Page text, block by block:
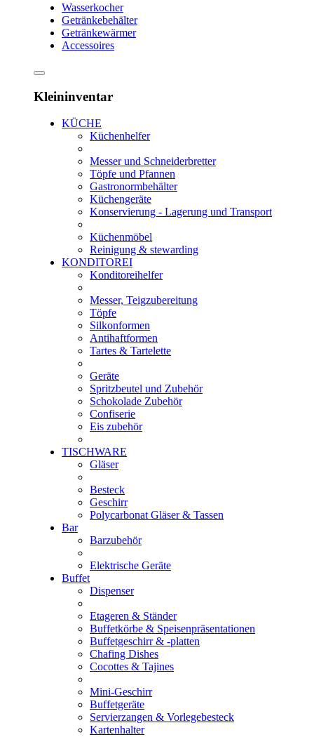
Wasserkocher
Getränkebehälter
Getränkewärmer
Accessoires
Kleininventar
KÜCHE
Küchenhelfer
Messer und Schneiderbretter
Töpfe und Pfannen
Gastronormbehälter
Küchengeräte
Konservierung - Lagerung und Transport
Küchenmöbel
Reinigung & stewarding
KONDITOREI
Konditoreihelfer
Messer, Teigzubereitung
Töpfe
Silkonformen
Antihaftformen
Tartes & Tartelette
Geräte
Spritzbeutel und Zubehör
Schokolade Zubehör
Confiserie
Eis zubehör
TISCHWARE
Gläser
Besteck
Geschirr
Polycarbonat Gläser & Tassen
Bar
Barzubehör
Elektrische Geräte
Buffet
Dispenser
Etageren & Ständer
Buffetkörbe & Speisenpräsentationen
Buffetgeschirr & -platten
Chafing Dishes
Cocottes & Tajines
Mini-Geschirr
Buffetgeräte
Servierzangen & Vorlegebesteck
Kartenhalter